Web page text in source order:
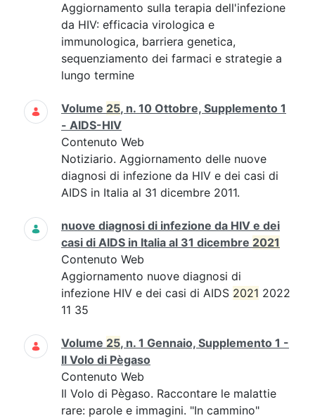
Aggiornamento sulla terapia dell'infezione
da HIV: efficacia virologica e
immunologica, barriera genetica,
sequenziamento dei farmaci e strategie a
lungo termine
Volume 25, n. 10 Ottobre, Supplemento 1
- AIDS-HIV
Contenuto Web
Notiziario. Aggiornamento delle nuove
diagnosi di infezione da HIV e dei casi di
AIDS in Italia al 31 dicembre 2011.
nuove diagnosi di infezione da HIV e dei
casi di AIDS in Italia al 31 dicembre 2021
Contenuto Web
Aggiornamento nuove diagnosi di
infezione HIV e dei casi di AIDS 2021 2022
11 35
Volume 25, n. 1 Gennaio, Supplemento 1 -
Il Volo di Pègaso
Contenuto Web
Il Volo di Pègaso. Raccontare le malattie
rare: parole e immagini. "In cammino"